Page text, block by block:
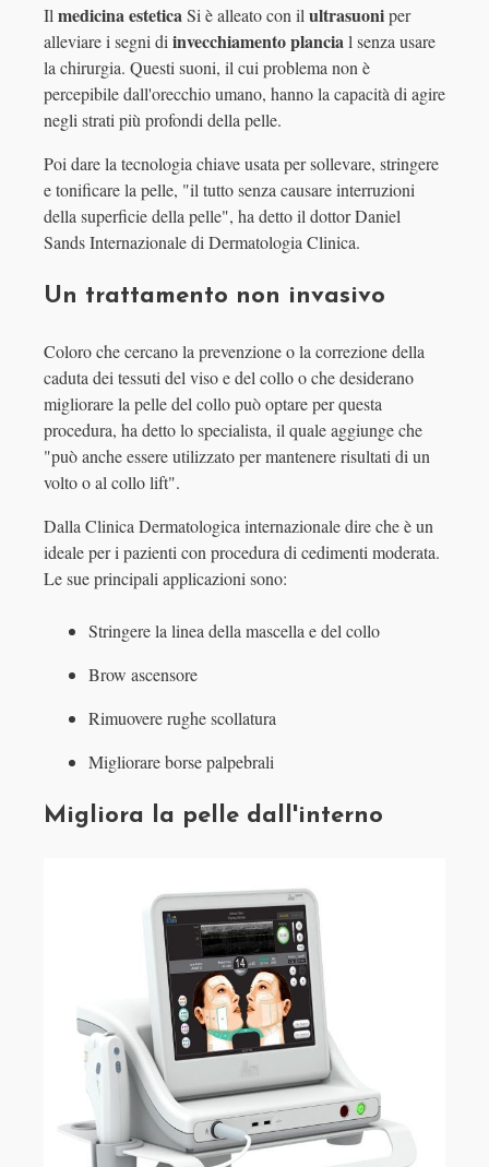
Il medicina esteticaSi è alleato con il ultrasuoniper
alleviare i segni di invecchiamento plancial senza usare
la chirurgia. Questi suoni, il cui problema non è
percepibile dall'orecchio umano, hanno la capacità di agire
negli strati più profondi della pelle.
Poi dare la tecnologia chiave usata per sollevare, stringere
e tonificare la pelle, "il tutto senza causare interruzioni
della superficie della pelle", ha detto il dottor Daniel
Sands Internazionale di Dermatologia Clinica.
Un trattamento non invasivo
Coloro che cercano la prevenzione o la correzione della
caduta dei tessuti del viso e del collo o che desiderano
migliorare la pelle del collo può optare per questa
procedura, ha detto lo specialista, il quale aggiunge che
"può anche essere utilizzato per mantenere risultati di un
volto o al collo lift".
Dalla Clinica Dermatologica internazionale dire che è un
ideale per i pazienti con procedura di cedimenti moderata.
Le sue principali applicazioni sono:
Stringere la linea della mascella e del collo
Brow ascensore
Rimuovere rughe scollatura
Migliorare borse palpebrali
Migliora la pelle dall'interno